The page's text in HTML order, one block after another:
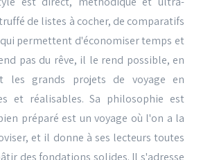
de listes à cocher, de comparatifs
permettent d'économiser temps et
pas du rêve, il le rend possible, en
les grands projets de voyage en
et réalisables. Sa philosophie est
préparé est un voyage où l'on a la
et il donne à ses lecteurs toutes
des fondations solides. Il s'adresse